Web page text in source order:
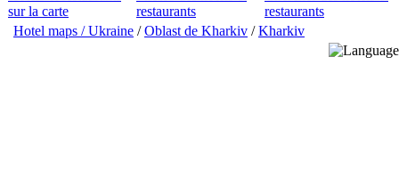
sur la carte
restaurants
restaurants
Hotel maps / Ukraine /Oblast de Kharkiv /Kharkiv